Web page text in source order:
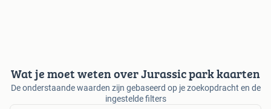
Wat je moet weten over Jurassic park kaarten
De onderstaande waarden zijn gebaseerd op je zoekopdracht en de
ingestelde filters